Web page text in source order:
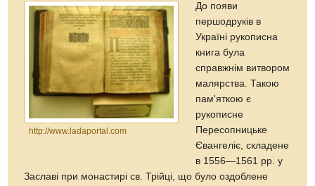
http://www.ladaportal.com
До появи
першодруків в
Україні рукописна
книга була
справжнім витвором
малярства. Такою
пам'яткою є
рукописне
Пересопницьке
Євангеліє, складене
в 1556—1561 рр. у
Заславі при монастирі св. Трійці, що було оздоблене